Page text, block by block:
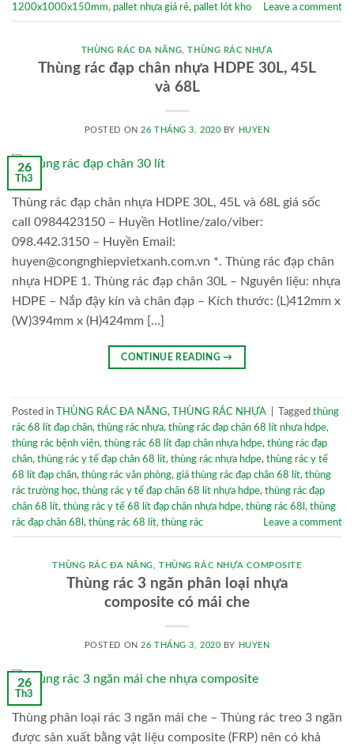
1200x1000x150mm, pallet nhựa giá rẻ, pallet lót kho Leave a comment
THÙNG RÁC ĐA NĂNG,THÙNG RÁC NHỰA
Thùng rác đạp chân nhựa HDPE 30L, 45L
và 68L
POSTED ON26 THÁNG 3, 2020 BY HUYEN
26
Th3
Thùng rác đạp chân nhựa HDPE 30L, 45L và 68L giá sốc
call 0984423150 – Huyền Hotline/zalo/viber:
098.442.3150 – Huyền Email:
huyen@congnghiepvietxanh.com.vn *. Thùng rác đạp chân
nhựa HDPE 1. Thùng rác đạp chân 30L – Nguyên liệu: nhựa
HDPE – Nắp đậy kín và chân đạp – Kích thước: (L)412mm x
(W)394mm x (H)424mm […]
CONTINUE READING→
Posted in THÙNG RÁC ĐA NĂNG, THÙNG RÁC NHỰA Tagged thùng
rác 68 lít đạp chân, thùng rác nhựa, thùng rác đạp chân 68 lít nhựa hdpe,
thùng rác bệnh viện, thùng rác 68 lít đạp chân nhựa hdpe, thùng rác đạp
chân, thùng rác y tế đạp chân 68 lít, thùng rác nhựa hdpe, thùng rác y tế
68 lít đạp chân, thùng rác văn phòng, giá thùng rác đạp chân 68 lít, thùng
rác trường học, thùng rác y tế đạp chân 68 lít nhựa hdpe, thùng rác đạp
chân 68 lít, thùng rác y tế 68 lít đạp chân nhựa hdpe, thùng rác 68l , thùng
rác đạp chân 68l , thùng rác 68 lít, thùng rác Leave a comment
THÙNG RÁC ĐA NĂNG,THÙNG RÁC NHỰA COMPOSITE
Thùng rác 3 ngăn phân loại nhựa
composite có mái che
POSTED ON26 THÁNG 3, 2020 BY HUYEN
26
Th3
Thùng phân loại rác 3 ngăn mái che – Thùng rác treo 3 ngăn
được sản xuất bằng vật liệu composite (FRP) nên có khả